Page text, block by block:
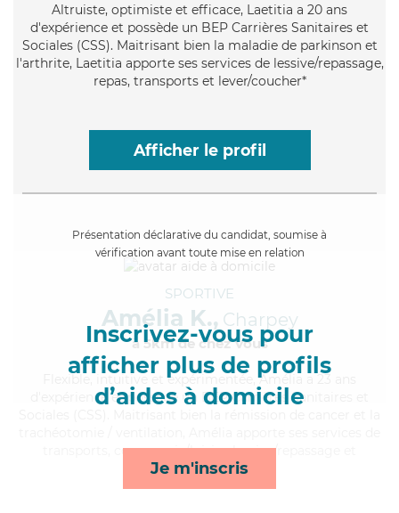
Altruiste, optimiste et efficace, Laetitia a 20 ans
d'expérience et possède un BEP Carrières Sanitaires et
Sociales (CSS). Maitrisant bien la maladie de parkinson et
l'arthrite, Laetitia apporte ses services de lessive/repassage,
repas, transports et lever/coucher*
Afficher le profil
Présentation déclarative du candidat, soumise à
vérification avant toute mise en relation
Inscrivez-vous pour
afficher plus de profils
d’aides à domicile
Je m'inscris
SPORTIVE
Amélia K., Charpey
à 5km de chez Vous
, intuitive et expérimentée, Amélia a 23 ans
d'expérience et possède un BEP Carrières Sanitaires et
transports, compagnie/loisirs, lessive/repassage et
ménage*